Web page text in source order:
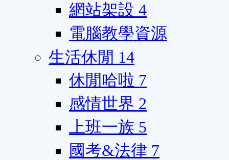
網站架設 4
電腦教學資源
生活休閒 14
休閒哈啦 7
感情世界 2
上班一族 5
國考&法律 7